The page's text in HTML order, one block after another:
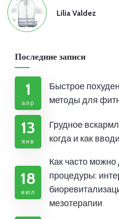
Lilia Valdez
Последние записи
1
апр
Быстрое
методы для
13
янв
Грудное
когда и как
18
июл
Как часто
процедуры:
мезотерапии